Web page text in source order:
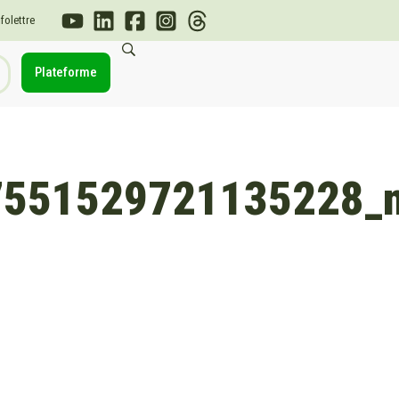
Plateforme